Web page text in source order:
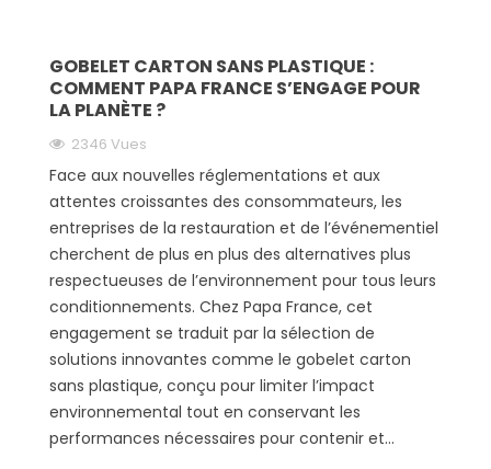
GOBELET CARTON SANS PLASTIQUE :
COMMENT PAPA FRANCE S’ENGAGE POUR
LA PLANÈTE ?
2346 Vues
Face aux nouvelles réglementations et aux
attentes croissantes des consommateurs, les
entreprises de la restauration et de l’événementiel
cherchent de plus en plus des alternatives plus
respectueuses de l’environnement pour tous leurs
conditionnements. Chez Papa France, cet
engagement se traduit par la sélection de
solutions innovantes comme le gobelet carton
sans plastique, conçu pour limiter l’impact
environnemental tout en conservant les
performances nécessaires pour contenir et...